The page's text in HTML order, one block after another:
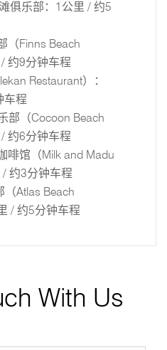
俱乐部：1公里 / 约5
（Finns Beach
约9分钟车程
Restaurant）：
车程
部（Cocoon Beach
约6分钟车程
啡馆（Milk and Madu
约3分钟车程
（Atlas Beach
/ 约5分钟车程
With Us